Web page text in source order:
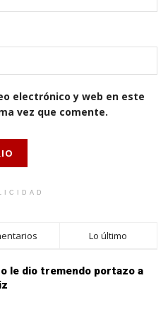
electrónico y web en este
vez que comente.
Lo último
le dio tremendo portazo a